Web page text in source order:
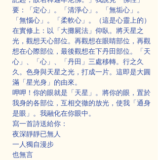
要：「定心」。「清淨心」。「無垢心」。
「無惱心」。「柔軟心」。（這是心靈上的）
在實修上：以「大攤屍法」仰臥。將天星之
光，觀想天心部位。再觀想在眼睛部位，再觀
想在心際部位，最後觀想在下丹田部位。「天
心」、「心」、「丹田」三處移轉。行之久
久。色身與天星之光，打成一片。這即是大圓
滿「星光身」的由來。
呷呷！你的眼就是「天星」。將你的眼，置於
我身的各部位，互相交徹的放光，使我「通身
是眼」。我融化在你眼中。
寫一首詩送給你：
夜深靜靜已無人
一人獨自漫步
也無言